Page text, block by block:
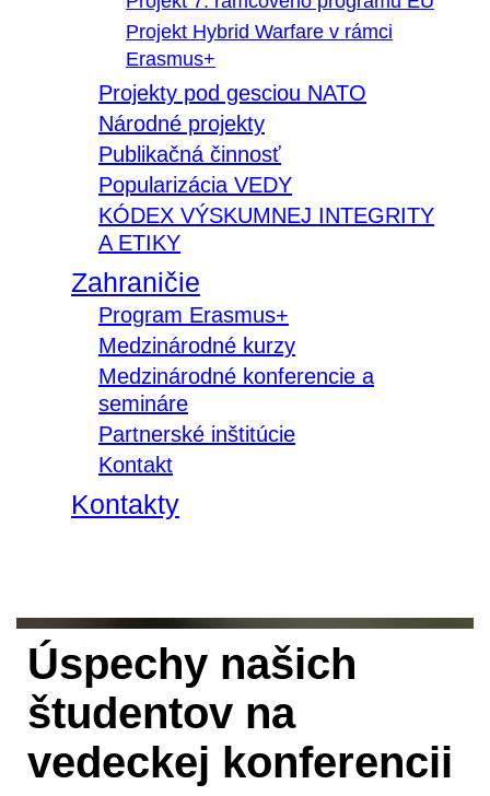
Projekt Hybrid Warfare v rámci
Erasmus+
Projekty pod gesciou NATO
Národné projekty
Publikačná činnosť
Popularizácia VEDY
KÓDEX VÝSKUMNEJ INTEGRITY
A ETIKY
Zahraničie
Program Erasmus+
Medzinárodné kurzy
Medzinárodné konferencie a
semináre
Partnerské inštitúcie
Kontakt
Kontakty
Úspechy našich
študentov na
vedeckej konferencii